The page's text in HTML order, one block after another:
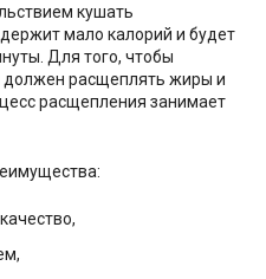
кушать
мало калорий и будет
Для того, чтобы
должен расщеплять жиры и
расщепления занимает